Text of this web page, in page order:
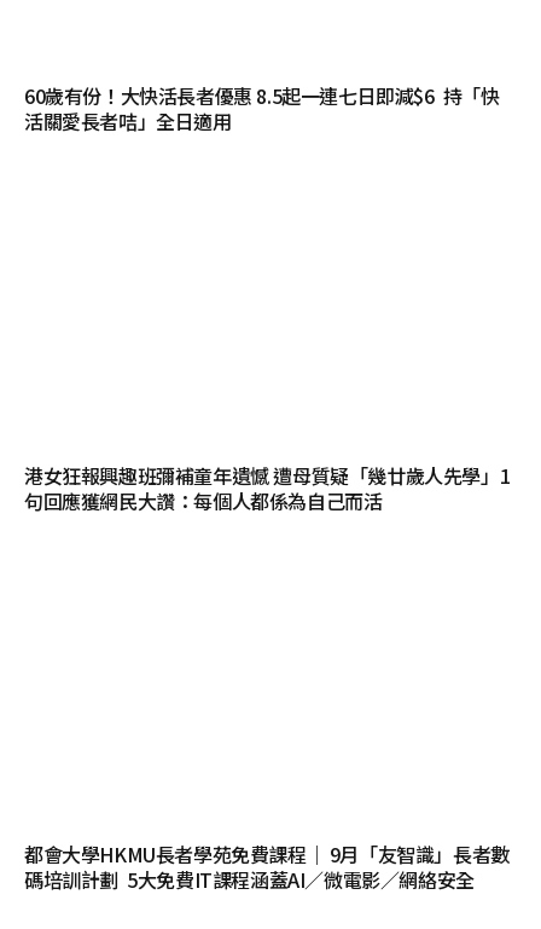
60歲有份！大快活長者優惠 8.5起一連七日即減$6 持「快
活關愛長者咭」全日適用
港女狂報興趣班彌補童年遺憾 遭母質疑「幾廿歲人先學」1
句回應獲網民大讚：每個人都係為自己而活
都會大學HKMU長者學苑免費課程｜ 9月「友智識」長者數
碼培訓計劃 5大免費IT課程涵蓋AI／微電影／網絡安全